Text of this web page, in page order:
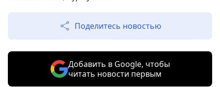
Поделитесь новостью
Добавить в Google, чтобы
читать новости первым